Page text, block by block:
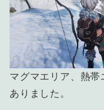
マグマエリア、熱帯
ありました。